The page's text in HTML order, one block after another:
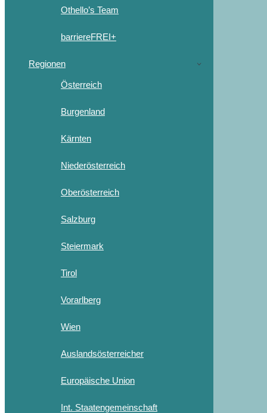
Othello’s Team
barriereFREI+
Regionen
Österreich
Burgenland
Kärnten
Niederösterreich
Oberösterreich
Salzburg
Steiermark
Tirol
Vorarlberg
Wien
Auslandsösterreicher
Europäische Union
Int. Staatengemeinschaft